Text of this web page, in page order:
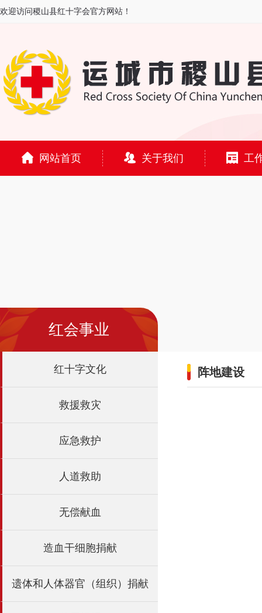
欢迎访问稷山县红十字会官方网站！
网站首页 关于我们 工
红会事业
红十字文化
救援救灾
应急救护
人道救助
无偿献血
造血干细胞捐献
遗体和人体器官（组织）捐献
阵地建设